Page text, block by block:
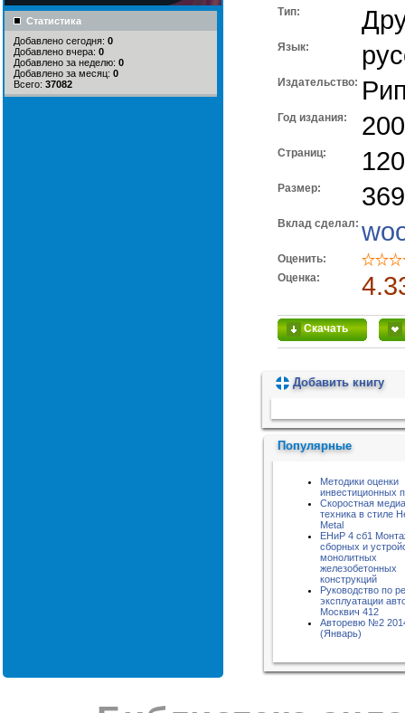
Статистика
Добавлено сегодня: 0
Добавлено вчера: 0
Добавлено за неделю: 0
Добавлено за месяц: 0
Всего: 37082
Тип:
Язык:
Издательство:
Год издания:
Cтраниц: 120
Размер:
Вклад сделал:
Оценить:
Оценка:
Скачать
Добавить книгу
Популярные
Методики оценки
инвестиционных
Скоростная
техника в стиле
Metal
ЕНиР 4 сб1
сборных и
монолитных
железобетонных
конструкций
Руководство по
эксплуатации
Москвич 412
Авторевю №2
(Январь)